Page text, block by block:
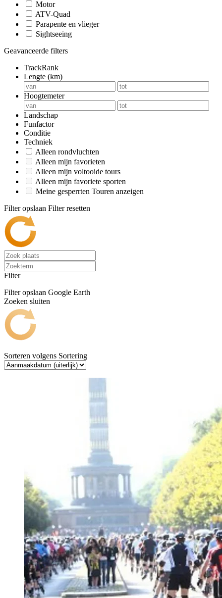
Motor
ATV-Quad
Parapente en vlieger
Sightseeing
Geavanceerde filters
TrackRank
Lengte (km)
Hoogtemeter
Landschap
Funfactor
Conditie
Techniek
Alleen rondvluchten
Alleen mijn favorieten
Alleen mijn voltooide tours
Alleen mijn favoriete sporten
Meine gesperrten Touren anzeigen
Filter opslaan Filter resetten
Filter
Filter opslaan Google Earth
Zoeken sluiten
Sorteren volgens Sortering